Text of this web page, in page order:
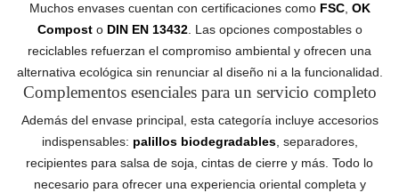
Muchos envases cuentan con certificaciones como FSC, OK
Composto DIN EN 13432. Las opciones compostables o
reciclables refuerzan el compromiso ambiental y ofrecen una
alternativa ecológica sin renunciar al diseño ni a la funcionalidad.
Complementos esenciales para un servicio completo
Además del envase principal, esta categoría incluye accesorios
indispensables: palillos biodegradables, separadores,
recipientes para salsa de soja, cintas de cierre y más. Todo lo
necesario para ofrecer una experiencia oriental completa y